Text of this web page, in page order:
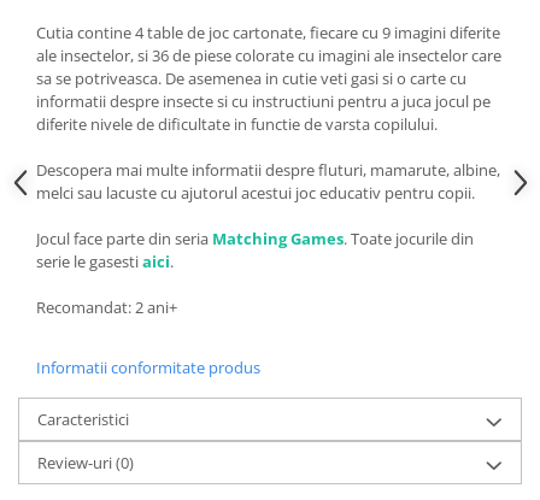
Cutia contine 4 table de joc cartonate, fiecare cu 9 imagini diferite
ale insectelor, si 36 de piese colorate cu imagini ale insectelor care
sa se potriveasca. De asemenea in cutie veti gasi si o carte cu
informatii despre insecte si cu instructiuni pentru a juca jocul pe
diferite nivele de dificultate in functie de varsta copilului.
Descopera mai multe informatii despre fluturi, mamarute, albine,
melci sau lacuste cu ajutorul acestui joc educativ pentru copii.
Jocul face parte din seria Matching Games. Toate jocurile din
serie le gasestiaici.
Recomandat: 2 ani+
Informatii conformitate produs
Caracteristici
Review-uri(0)